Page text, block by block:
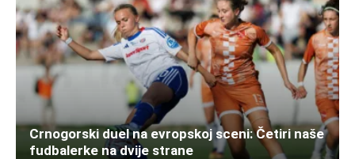
Crnogorski duel na evropskoj sceni: Četiri naše
fudbalerke na dvije strane